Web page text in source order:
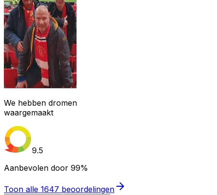
We hebben dromen
waargemaakt
9.5
Aanbevolen door 99%
Toon alle 1647 beoordelingen